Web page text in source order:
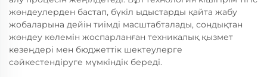
жөндеулерден бастап, бүкіл ыдыстарды қайта жабу
жобаларына дейін тиімді масштабталады, сондықтан
жөндеу көлемін жоспарланған техникалық қызмет
кезеңдері мен бюджеттік шектеулерге
сәйкестендіруге мүмкіндік береді.